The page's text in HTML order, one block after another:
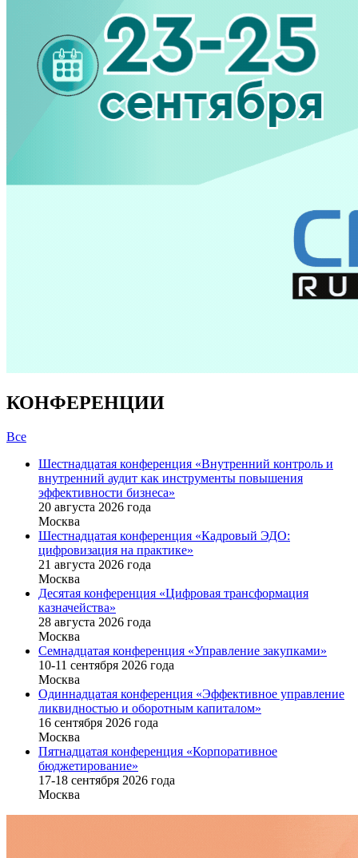
КОНФЕРЕНЦИИ
Все
Шестнадцатая конференция «Внутренний контроль и
внутренний аудит как инструменты повышения
эффективности бизнеса»
20 августа 2026 года
Москва
Шестнадцатая конференция «Кадровый ЭДО:
цифровизация на практике»
21 августа 2026 года
Москва
Десятая конференция «Цифровая трансформация
казначейства»
28 августа 2026 года
Москва
Семнадцатая конференция «Управление закупками»
10-11 сентября 2026 года
Москва
Одиннадцатая конференция «Эффективное управление
ликвидностью и оборотным капиталом»
16 cентября 2026 года
Москва
Пятнадцатая конференция «Корпоративное
бюджетирование»
17-18 сентября 2026 года
Москва